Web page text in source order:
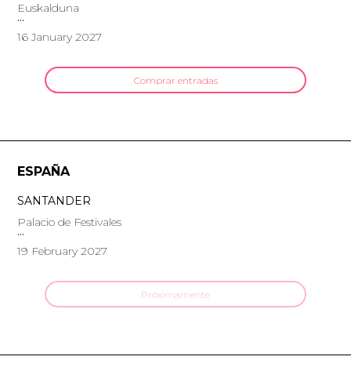
Euskalduna
16 January 2027
Comprar entradas
ESPAÑA
SANTANDER
Palacio de Festivales
19 February 2027
Próximamente